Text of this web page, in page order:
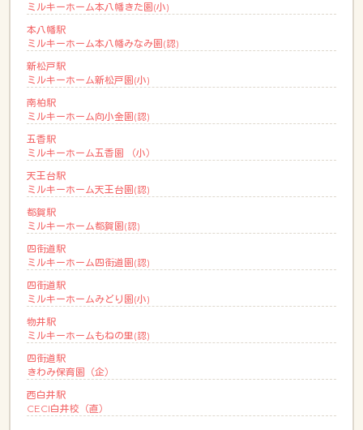
ミルキーホーム本八幡きた園(小)
本八幡駅
ミルキーホーム本八幡みなみ園(認)
新松戸駅
ミルキーホーム新松戸園(小)
南柏駅
ミルキーホーム向小金園(認)
五香駅
ミルキーホーム五香園 （小）
天王台駅
ミルキーホーム天王台園(認)
都賀駅
ミルキーホーム都賀園(認)
四街道駅
ミルキーホーム四街道園(認)
四街道駅
ミルキーホームみどり園(小)
物井駅
ミルキーホームもねの里(認)
四街道駅
きわみ保育園（企）
西白井駅
CECI白井校（直）